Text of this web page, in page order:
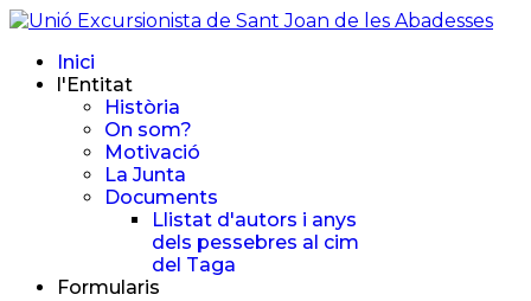
Inici
l'Entitat
Història
On som?
Motivació
La Junta
Documents
Llistat d'autors i anys
dels pessebres al cim
del Taga
Formularis